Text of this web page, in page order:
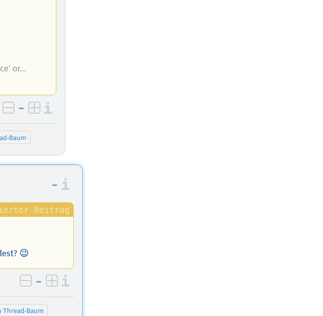
or...
negativ bewerten
– positiv bewerten
Baum
–
😉
negativ bewerten
– positiv bewerten
Thread-Baum